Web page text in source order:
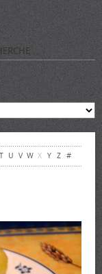
T U V W X Y Z #